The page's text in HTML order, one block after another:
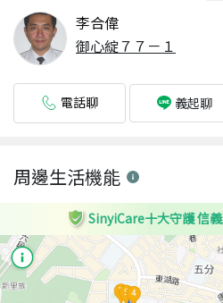
李合偉
御心綻７７－１
電話聊 義起聊
周邊生活機能
SinyiCare十大守護 信